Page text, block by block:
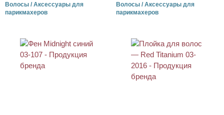
Волосы / Аксессуары для
парикмахеров
Волосы / Аксессуары для
парикмахеров